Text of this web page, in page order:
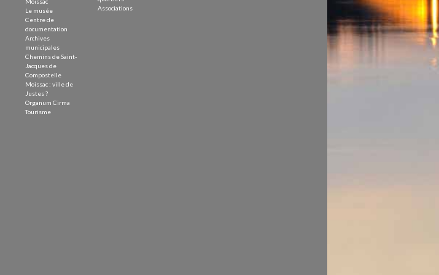
Le musée
Centre de
documentation
Archives
municipales
Chemins de Saint-
Jacques de
Compostelle
Moissac : ville de
Justes ?
Organum Cirma
Tourisme
Associations